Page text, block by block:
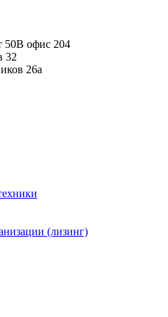
50В офис 204
32
26а
(лизинг)